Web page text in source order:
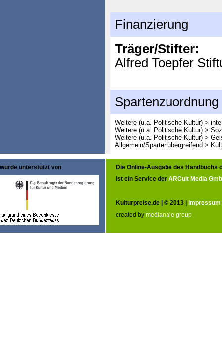
Finanzierung
Träger/Stifter:
Alfred Toepfer
Spartenzuordnung
Weitere (u.a. Politische Kultur) >
Weitere (u.a. Politische Kultur) >
Weitere (u.a. Politische Kultur) >
Allgemein/Spartenübergreifend >
wurde unterstützt von
Die Online-Ausgabe des Handbuchs
ist ein Service der ARCult Media
Kulturpreise.de | © 2013 | Impressum
created by medianale group